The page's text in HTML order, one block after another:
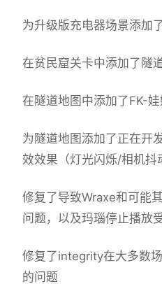
为升级版充电器场景添加
在贫民窟关卡中添加了隧
在隧道地图中添加了FK-
为隧道地图添加了正在开
效效果（灯光闪烁/相机抖
修复了导致Wraxe和可能
问题，以及玛瑙停止播放
修复了integrity在大多数
的问题